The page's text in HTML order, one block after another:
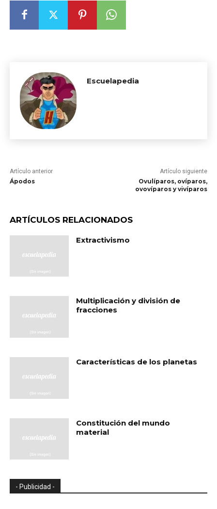
Escuelapedia
Artículo anterior
Ápodos
Artículo siguiente
Ovulíparos, ovíparos,
ovovíparos y vivíparos
ARTÍCULOS RELACIONADOS
Extractivismo
Multiplicación y división de
fracciones
Características de los planetas
Constitución del mundo
material
- Publicidad -